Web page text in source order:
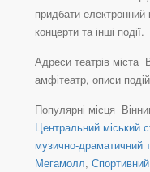
придбати
концерти та інші події.
Адреси театрів міста
амфітеатр, описи
Популярні місця
Центральний міський
музично-драматичний
Мегамолл,